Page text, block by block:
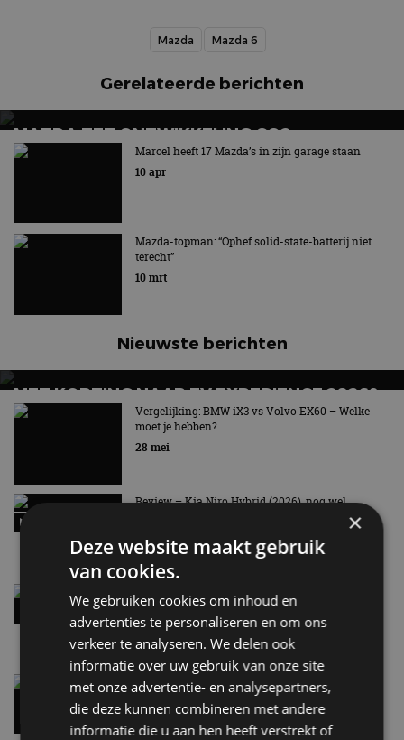
Mazda Mazda 6
Gerelateerde berichten
MAZDA ZET ONTWIKKELING CO2-
AFVANGINSTALLATIE VOORT
Techniek kan bijdragen aan het verminderen van de
Marcel heeft 17 Mazda’s in zijn garage staan
10 apr
Mazda-topman: “Ophef solid-state-batterij niet
terecht”
10 mrt
Nieuwste berichten
MET KORTING NAAR EV EXPERIENCE 2026?
AUTORAI REGELT HET!
EV Experience 2026 van 24 tot 26 september
Vergelijking: BMW iX3 vs Volvo EX60 – Welke
moet je hebben?
28 mei
Review – Kia Niro Hybrid (2026), nog wel
9:02
Street-art verklapt design nieuwe Smart #2
Gespot: een Chevrolet Corvette Z06
×
Deze website maakt gebruik
van cookies.
We gebruiken cookies om inhoud en
advertenties te personaliseren en om ons
verkeer te analyseren. We delen ook
informatie over uw gebruik van onze site
met onze advertentie- en analysepartners,
die deze kunnen combineren met andere
informatie die u aan hen heeft verstrekt of